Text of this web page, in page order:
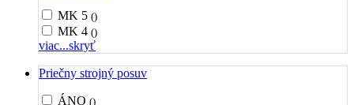
MK 5 ()
MK 4 ()
viac...skryť
Priečny strojný posuv
ÁNO ()